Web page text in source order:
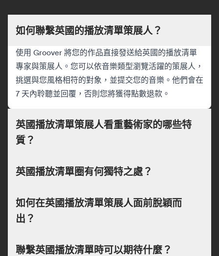
如何聯繫英國的播放清單策展人？
使用 Groover 將您的作品直接發送給英國的播放清單
專家與策展人。您可以依音樂類型瀏覽活躍的策展人，
挑選與您風格相符的對象，並提交您的音樂。他們會在
7 天內聆聽並回覆，否則您將獲得點數退款。
英國播放清單策展人看重藝術家的哪些特
質？
英國播放清單圈有何獨特之處？
如何在英國播放清單策展人面前脫穎而
出？
聯繫英國播放清單時可以期待什麼？